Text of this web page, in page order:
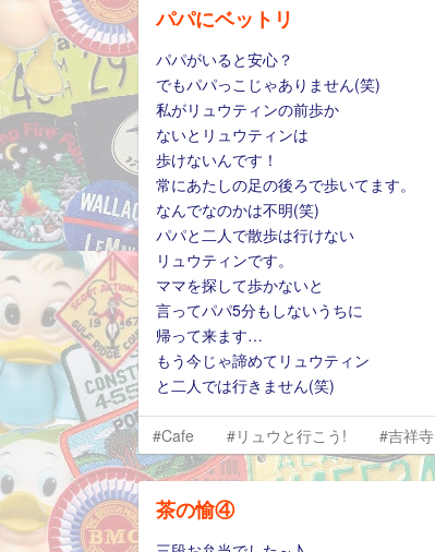
パパにベットリ
パパがいると安心？
でもパパっこじゃありません(笑)
私がリュウティンの前歩か
ないとリュウティンは
歩けないんです！
常にあたしの足の後ろで歩いてます。
なんでなのかは不明(笑)
パパと二人で散歩は行けない
リュウティンです。
ママを探して歩かないと
言ってパパ5分もしないうちに
帰って来ます…
もう今じゃ諦めてリュウティン
と二人では行きません(笑)
#Cafe #リュウと行こう! #吉祥寺
茶の愉④